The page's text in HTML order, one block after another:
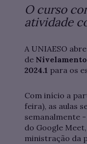
O curso
atividade
A UNIAESO
de
2024.1 para os
Com início a
feira), as aulas
semanalmente
do Google
ministração da